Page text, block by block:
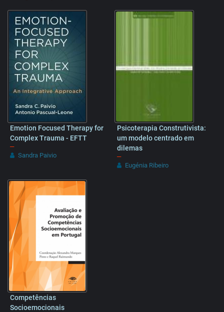
Emotion Focused Therapy for
Complex Trauma - EFTT
–
Sandra Paivio
Psicoterapia Construtivista:
um modelo centrado em
dilemas
–
Eugénia Ribeiro
Competências
Socioemocionais